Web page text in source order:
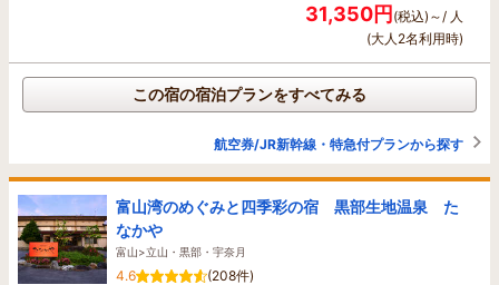
31,350円(税込)～/ 人
(大人2名利用時)
この宿の宿泊プランをすべてみる
航空券/JR新幹線・特急付プランから探す
富山湾のめぐみと四季彩の宿 黒部生地温泉 た
なかや
富山>立山・黒部・宇奈月
4.6
(208件)